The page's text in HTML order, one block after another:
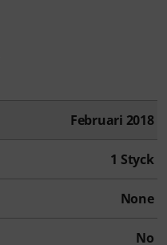
Februari 2018
1 Styck
None
No